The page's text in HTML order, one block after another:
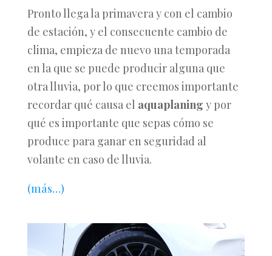
Pronto llega la primavera y con el cambio
de estación, y el consecuente cambio de
clima, empieza de nuevo una temporada
en la que se puede producir alguna que
otra lluvia, por lo que creemos importante
recordar qué causa el aquaplaning y por
qué es importante que sepas cómo se
produce para ganar en seguridad al
volante en caso de lluvia.
(más…)